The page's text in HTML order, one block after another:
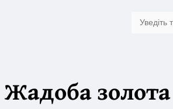
Жадоба золота